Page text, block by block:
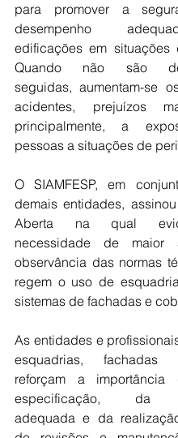
para promover a
desempenho
edificações em situações
Quando não são
seguidas, aumentam-se
acidentes, prejuízos
principalmente, a
pessoas a situações de
O SIAMFESP, em
demais entidades,
Aberta na qual
necessidade de maior
observância das normas
regem o uso de
sistemas de fachadas e
As entidades e
esquadrias,
reforçam a importância
especificação, da
adequada e da